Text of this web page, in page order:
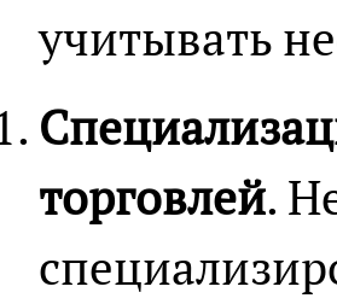
учитывать
торговлей.